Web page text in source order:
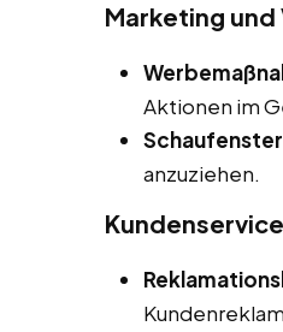
Marketing
Aktionen im
anzuziehen.
Kundenservice